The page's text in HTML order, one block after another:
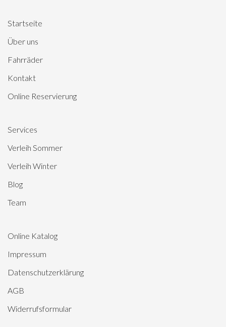
Startseite
Über uns
Fahrräder
Kontakt
Online Reservierung
Services
Verleih Sommer
Verleih Winter
Blog
Team
Online Katalog
Impressum
Datenschutzerklärung
AGB
Widerrufsformular